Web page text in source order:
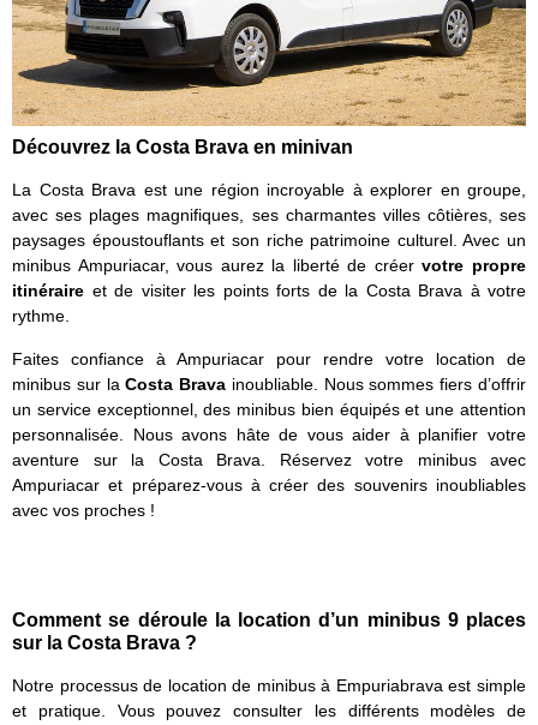
Découvrez la Costa Brava en minivan
La Costa Brava est une région incroyable à explorer en groupe,
avec ses plages magnifiques, ses charmantes villes côtières, ses
paysages époustouflants et son riche patrimoine culturel. Avec un
minibus Ampuriacar, vous aurez la liberté de créervotre propre
itinéraire et de visiter les points forts de la Costa Brava à votre
rythme.
Faites confiance à Ampuriacar pour rendre votre location de
minibus sur laCosta Brava inoubliable. Nous sommes fiers d’offrir
un service exceptionnel, des minibus bien équipés et une attention
personnalisée. Nous avons hâte de vous aider à planifier votre
aventure sur la Costa Brava. Réservez votre minibus avec
Ampuriacar et préparez-vous à créer des souvenirs inoubliables
avec vos proches !
Comment se déroule la location d’un minibus 9 places
sur la Costa Brava ?
Notre processus de location de minibus à Empuriabrava est simple
et pratique. Vous pouvez consulter les différents modèles de